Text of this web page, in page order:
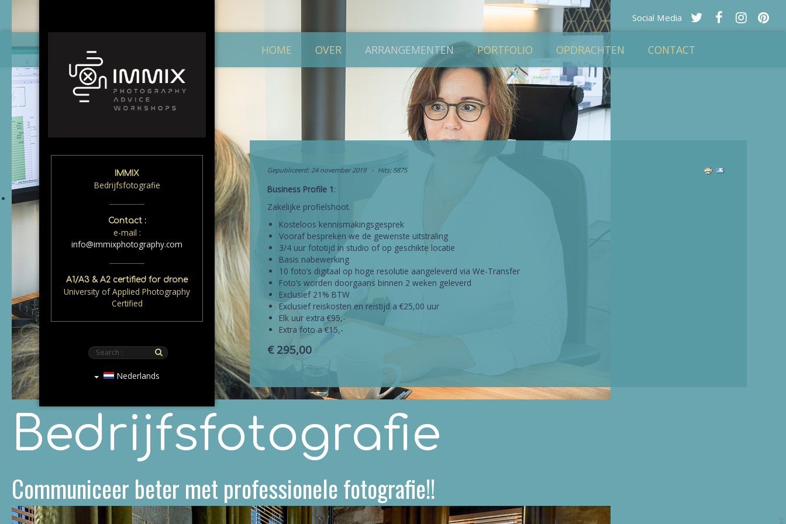
IMMIX
Bedrijfsfotografie
Contact :
e-mail :
info@immixphotography.com
A1/A3 & A2 certified for drone
University of Applied Photography
Certified
Nederlands
Social Media
HOME OVER ARRANGEMENTEN PORTFOLIO OPDRACHTEN CONTACT
Bedrijfsfotografie
Communiceer beter met professionele fotografie!!
Gepubliceerd: 24 november 2019 Hits: 5875
Business Profile 1:
Zakelijke profielshoot.
Kosteloos kennismakingsgesprek
Vooraf bespreken we de gewenste uitstraling
3/4 uur fototijd in studio of op geschikte locatie
Basis nabewerking
10 foto’s digitaal op hoge resolutie aangeleverd via We-Transfer
Foto’s worden doorgaans binnen 2 weken geleverd
Exclusief 21% BTW
Exclusief reiskosten en reistijd a €25,00 uur
Elk uur extra €95,-
Extra foto a €15,-
€ 295,00